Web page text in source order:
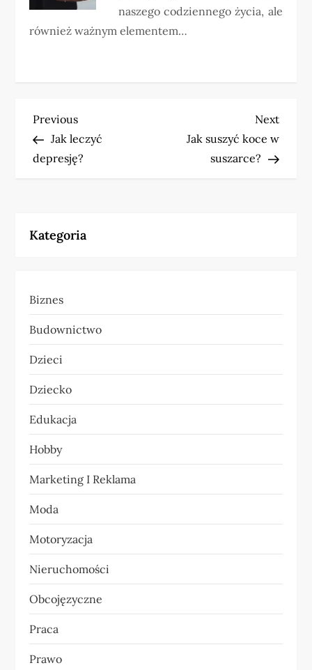
naszego codziennego życia, ale
również ważnym elementem…
N
a
g
c
j
a
w
p
i
s
u
Previous
Post
Previous
Jak leczyć
depresję?
Next
Post
Next
Jak suszyć koce w
suszarce?
Kategoria
Biznes
Budownictwo
Dzieci
Dziecko
Edukacja
Hobby
Marketing I Reklama
Moda
Motoryzacja
Nieruchomości
Obcojęzyczne
Praca
Prawo